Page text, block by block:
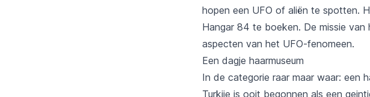
hopen een UFO of aliën te spotten.
Hangar 84 te boeken. De missie van
aspecten van het UFO-fenomeen.
Een dagje haarmuseum
In de categorie raar maar waar: een
Turkije is ooit begonnen als een